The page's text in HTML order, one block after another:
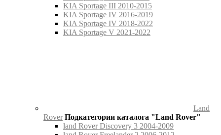
KIA Sportage III 2010-2015
KIA Sportage IV 2016-2019
KIA Sportage IV 2018-2022
KIA Sportage V 2021-2022
Land
Rover Подкатегории каталога "Land Rover"
land Rover Discovery 3 2004-2009